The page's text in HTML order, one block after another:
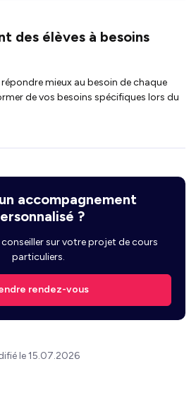
des élèves à besoins
mieux au besoin de chaque
de vos besoins spécifiques lors du
accompagnement
?
sur votre projet de cours
particuliers.
rendez-vous
le 15.07.2026